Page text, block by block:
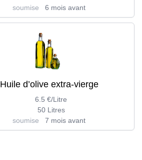
soumise
6 mois avant
Huile d’olive extra-vierge
6.5 €/Litre
50 Litres
soumise
7 mois avant